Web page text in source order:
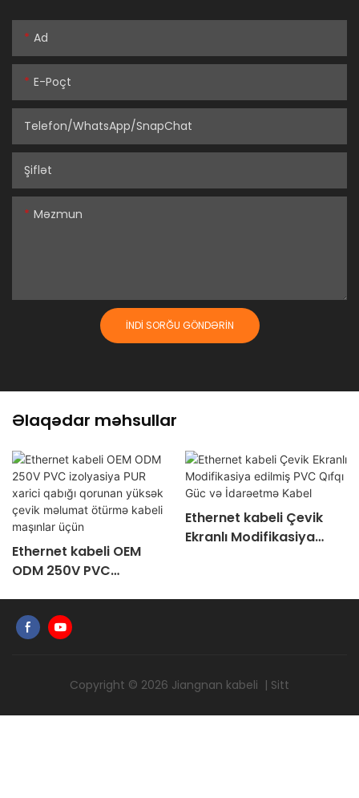
Ad
E-Poçt
Telefon/WhatsApp/SnapChat
Şiflət
Məzmun
İNDI SORĞU GÖNDƏRIN
Əlaqədar məhsullar
Ethernet kabeli OEM
ODM 250V PVC
çevik məlumat ötürmə
Ethernet kabeli Çevik
Ekranlı Modifikasiya
Copyright © 2026 Jiangnan kabeli | Sitt